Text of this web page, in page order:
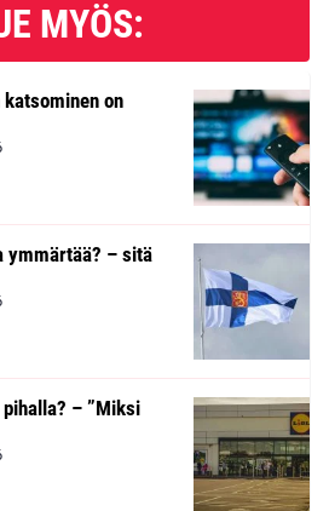
MYÖS:
on
ymmärtää? – sitä
– ”Miksi